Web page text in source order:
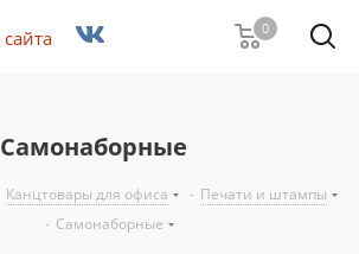
0
Самонаборные
Канцтовары для офиса - Печати и штампы
- Самонаборные